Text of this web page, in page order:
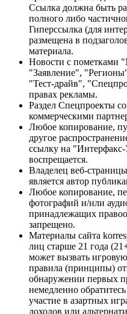
Ссылка должна быть
полного либо
Гиперссылка (для
размещена в
материала.
Новости с пометками
"Заявление",
"Тест-драйв",
правах рекламы.
Раздел Спецпроекты
коммерческими
Любое копирование,
другое
ссылку на
воспрещается.
Владелец веб-
является автор
Любое копирование,
фотографий и/или
принадлежащих
запрещено.
Материалы сайта
лиц старше 21 года
может вызвать
правила (принципы)
обнаружении первых
немедленно
участие в азартных
доходов или